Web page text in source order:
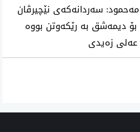
سه‌ردانه‌كه‌ی نێچیرڤان
بۆ دیمه‌شق به‌ رێكه‌وتن بووه‌
زه‌یدی